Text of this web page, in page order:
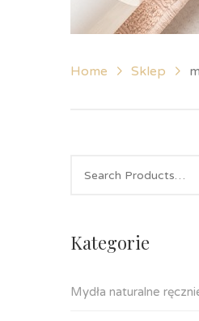
Home Sklep
Kategorie
Mydła naturalne